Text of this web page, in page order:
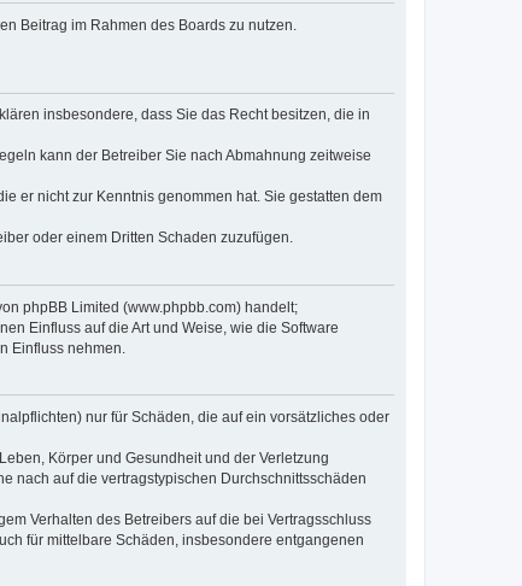
Beitrag im Rahmen des Boards zu nutzen.
insbesondere, dass Sie das Recht besitzen, die in
kann der Betreiber Sie nach Abmahnung zeitweise
er nicht zur Kenntnis genommen hat. Sie gestatten dem
oder einem Dritten Schaden zuzufügen.
phpBB Limited (www.phpbb.com) handelt;
Einfluss auf die Art und Weise, wie die Software
Einfluss nehmen.
nur für Schäden, die auf ein vorsätzliches oder
Körper und Gesundheit und der Verletzung
nach auf die vertragstypischen Durchschnittsschäden
Verhalten des Betreibers auf die bei Vertragsschluss
für mittelbare Schäden, insbesondere entgangenen